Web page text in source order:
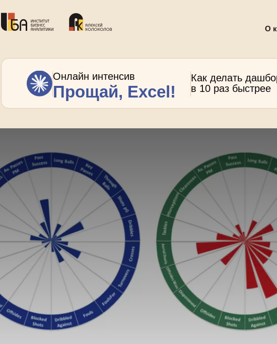
О
Онлайн интенсив
Прощай, Excel!
Как делать
в 10 раз быстрее